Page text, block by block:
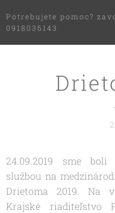
Potrebujete pomoc?
0918036143
24.09.2019 sme boli
službou na
Drietoma 2019. Na
Krajské riaditeľstvo